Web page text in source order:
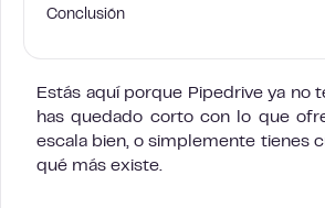
Conclusión
Estás aquí porque Pipedrive ya no
has quedado corto con lo que
escala bien, o simplemente tienes
qué más existe.